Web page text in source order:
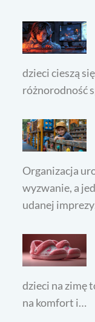
dzieci cieszą
różnorodność
Organizacja
wyzwanie, a
udanej
dzieci na zimę
na komfort i…